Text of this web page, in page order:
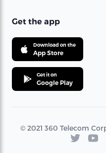
Get the app
Download on the
App Store
Get it on
Google Play
© 2021 360 Telecom